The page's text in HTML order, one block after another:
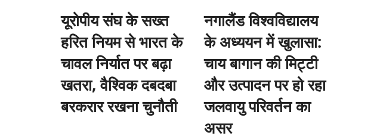
यूरोपीय संघ के सख्त
हरित नियम से भारत के
चावल निर्यात पर बढ़ा
खतरा, वैश्विक दबदबा
बरकरार रखना चुनौती
नगालैंड विश्वविद्यालय
के अध्ययन में खुलासा:
चाय बागान की मिट्टी
और उत्पादन पर हो रहा
जलवायु परिवर्तन का
असर